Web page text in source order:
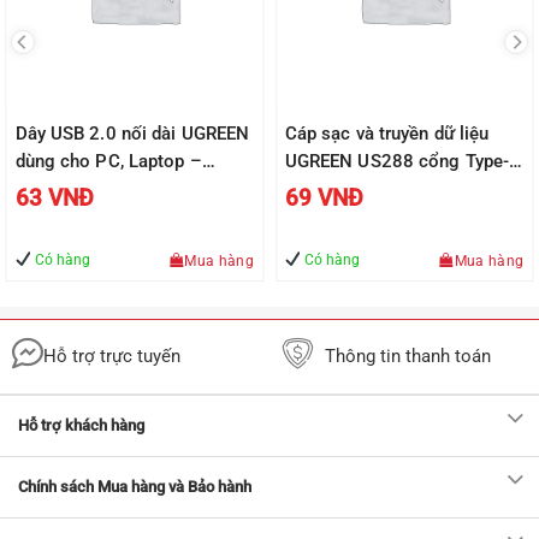
Dây USB 2.0 nối dài UGREEN
dùng cho PC, Laptop –
UGREEN US103
63 VNĐ
Có hàng Mua hàng
Cáp sạc và truyền dữ liệu
UGREEN US288 cổng Type-c,
độ dài từ 0.25m đến 2m,
69 VNĐ
Có hàng Mua hàng
Hỗ trợ trực tuyến Thông tin thanh toán
Hỗ trợ khách hàng
Chính sách Mua hàng và Bảo hành